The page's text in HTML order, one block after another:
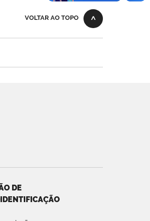
VOLTAR AO TOPO
DE